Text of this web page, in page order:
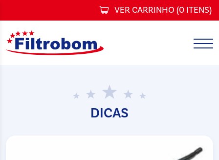
VER CARRINHO (0 ITENS)
DICAS